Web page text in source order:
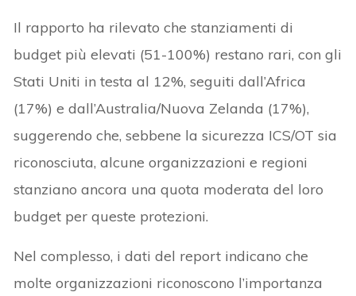
Il rapporto ha rilevato che stanziamenti di
budget più elevati (51-100%) restano rari, con gli
Stati Uniti in testa al 12%, seguiti dall’Africa
(17%) e dall’Australia/Nuova Zelanda (17%),
suggerendo che, sebbene la sicurezza ICS/OT sia
riconosciuta, alcune organizzazioni e regioni
stanziano ancora una quota moderata del loro
budget per queste protezioni.
Nel complesso, i dati del report indicano che
molte organizzazioni riconoscono l’importanza